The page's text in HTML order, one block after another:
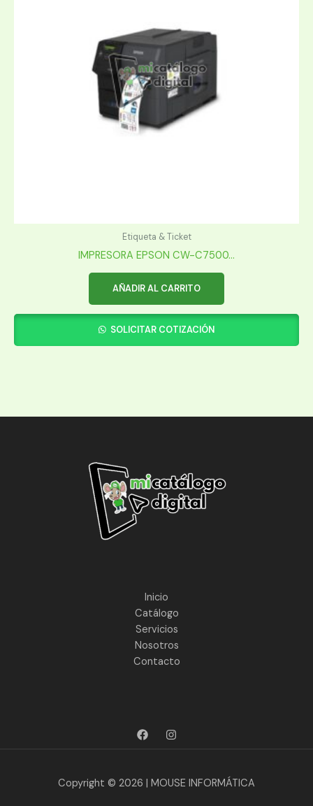
Etiqueta & Ticket
IMPRESORA EPSON CW-C7500...
AÑADIR AL CARRITO
SOLICITAR COTIZACIÓN
Inicio
Catálogo
Servicios
Nosotros
Contacto
Copyright © 2026 | MOUSE INFORMÁTICA